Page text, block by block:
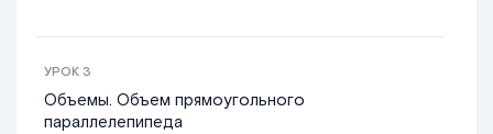
УРОК 3
Объемы. Объем прямоугольного
параллелепипеда